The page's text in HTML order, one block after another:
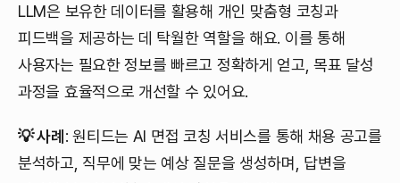
LLM은 보유한 데이터를 활용해 개인 맞춤형 코칭과
피드백을 제공하는 데 탁월한 역할을 해요. 이를 통해
사용자는 필요한 정보를 빠르고 정확하게 얻고, 목표 달성
과정을 효율적으로 개선할 수 있어요.
💡 사례: 원티드는 AI 면접 코칭 서비스를 통해 채용 공고를
분석하고, 직무에 맞는 예상 질문을 생성하며, 답변을